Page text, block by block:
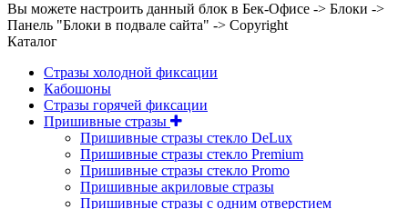
Вы можете настроить данный блок в Бек-Офисе -> Блоки ->
Панель "Блоки в подвале сайта" -> Copyright
Каталог
Стразы холодной фиксации
Кабошоны
Стразы горячей фиксации
Пришивные стразы
Пришивные стразы стекло DeLux
Пришивные стразы стекло Premium
Пришивные стразы стекло Promo
Пришивные акриловые стразы
Пришивные стразы с одним отверстием